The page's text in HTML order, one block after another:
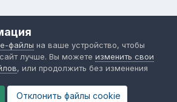
транспорта
by Invision Community
файлы на ваше устройство, чтобы
лучше. Вы можете изменить свои
, или продолжить без изменения
Отклонить файлы сookie